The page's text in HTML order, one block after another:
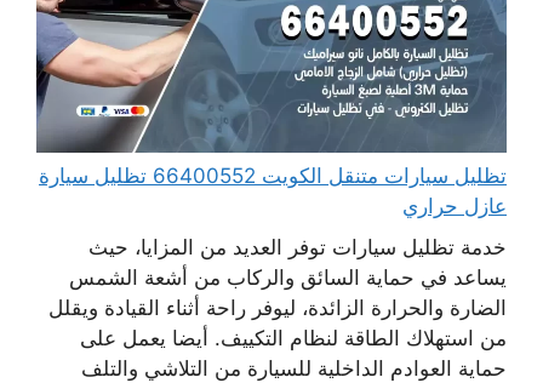
تظليل سيارات متنقل الكويت 66400552 تظليل سيارة
عازل حراري
خدمة تظليل سيارات توفر العديد من المزايا، حيث
يساعد في حماية السائق والركاب من أشعة الشمس
الضارة والحرارة الزائدة، ليوفر راحة أثناء القيادة ويقلل
من استهلاك الطاقة لنظام التكييف. أيضا يعمل على
حماية العوادم الداخلية للسيارة من التلاشي والتلف